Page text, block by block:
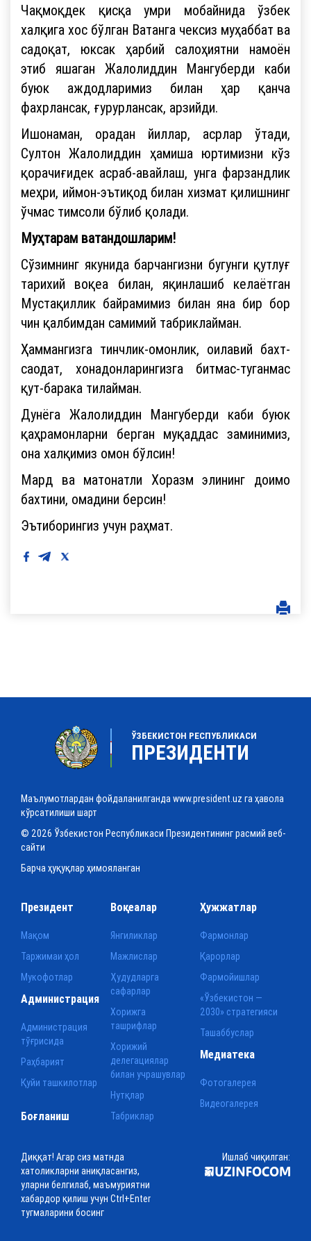
Чақмоқдек қисқа умри мобайнида ўзбек
халқига хос бўлган Ватанга чексиз муҳаббат ва
садоқат, юксак ҳарбий салоҳиятни намоён
этиб яшаган Жалолиддин Мангуберди каби
буюк аждодларимиз билан ҳар қанча
фахрлансак, ғурурлансак, арзийди.
Ишонаман, орадан йиллар, асрлар ўтади,
Султон Жалолиддин ҳамиша юртимизни кўз
қорачиғидек асраб-авайлаш, унга фарзандлик
меҳри, иймон-эътиқод билан хизмат қилишнинг
ўчмас тимсоли бўлиб қолади.
Муҳтарам ватандошларим!
Сўзимнинг якунида барчангизни бугунги қутлуғ
тарихий воқеа билан, яқинлашиб келаётган
Мустақиллик байрамимиз билан яна бир бор
чин қалбимдан самимий табриклайман.
Ҳаммангизга тинчлик-омонлик, оилавий бахт-
саодат, хонадонларингизга битмас-туганмас
қут-барака тилайман.
Дунёга Жалолиддин Мангуберди каби буюк
қаҳрамонларни берган муқаддас заминимиз,
она халқимиз омон бўлсин!
Мард ва матонатли Хоразм элининг доимо
бахтини, омадини берсин!
Эътиборингиз учун раҳмат.
ЎЗБЕКИСТОН РЕСПУБЛИКАСИ
ПРЕЗИДЕНТИ
Маълумотлардан фойдаланилганда www.president.uz га ҳавола
кўрсатилиши шарт
© 2026 Ўзбекистон Республикаси Президентининг расмий веб-
сайти
Барча ҳуқуқлар ҳимояланган
Президент
Мақом
Таржимаи ҳол
Мукофотлар
Воқеалар
Янгиликлар
Мажлислар
Ҳудудларга
сафарлар
Хорижга
ташрифлар
Хорижий
делегациялар
билан учрашувлар
Нутқлар
Табриклар
Ҳужжатлар
Фармонлар
Қарорлар
Фармойишлар
«Ўзбекистон —
2030» стратегияси
Ташаббуслар
Администрация
Администрация
тўғрисида
Раҳбарият
Қуйи ташкилотлар
Медиатека
Фотогалерея
Видеогалерея
Боғланиш
Диққат! Агар сиз матнда
хатоликларни аниқласангиз,
уларни белгилаб, маъмуриятни
хабардор қилиш учун Ctrl+Enter
тугмаларини босинг
Ишлаб чиқилган: